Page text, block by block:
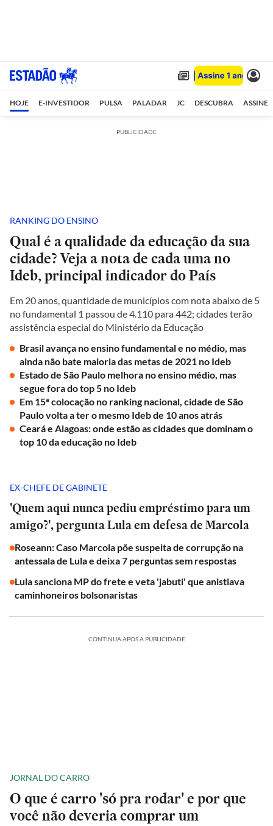
HOJE E-INVESTIDOR PULSA PALADAR JC DESCUBRA ASSINE
PUBLICIDADE
RANKING DO ENSINO
Qual é a qualidade da educação da sua
cidade? Veja a nota de cada uma no
Ideb, principal indicador do País
Em 20 anos, quantidade de municípios com nota abaixo de 5
no fundamental 1 passou de 4.110 para 442; cidades terão
assistência especial do Ministério da Educação
Brasil avança no ensino fundamental e no médio, mas
ainda não bate maioria das metas de 2021 no Ideb
Estado de São Paulo melhora no ensino médio, mas
segue fora do top 5 no Ideb
Em 15ª colocação no ranking nacional, cidade de São
Paulo volta a ter o mesmo Ideb de 10 anos atrás
Ceará e Alagoas: onde estão as cidades que dominam o
top 10 da educação no Ideb
EX-CHEFE DE GABINETE
'Quem aqui nunca pediu empréstimo para um
amigo?', pergunta Lula em defesa de Marcola
Roseann: Caso Marcola põe suspeita de corrupção na
antessala de Lula e deixa 7 perguntas sem respostas
Lula sanciona MP do frete e veta 'jabuti' que anistiava
caminhoneiros bolsonaristas
CONTINUA APÓS A PUBLICIDADE
JORNAL DO CARRO
O que é carro 'só pra rodar' e por que
você não deveria comprar um